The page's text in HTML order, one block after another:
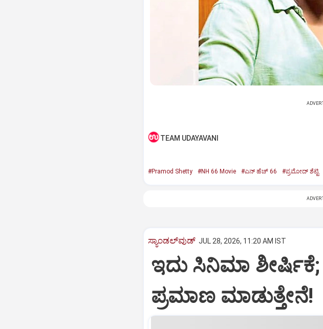
TEAM UDAYAVANI
#Pramod Shetty #NH 66 Movie #ಎನ್‌ ಹೆಚ್‌ 66 #ಪ್ರಮೋದ್‌ ಶೆಟ್ಟಿ
ಸ್ಯಾಂಡಲ್‌ವುಡ್‌ JUL 28, 2026, 11:20 AM IST
ಇದು ಸಿನಿಮಾ
ಪ್ರಮಾಣ ಮಾಡುತ್ತೇನೆ!